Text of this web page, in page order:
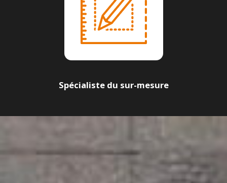
Spécialiste du sur-mesure